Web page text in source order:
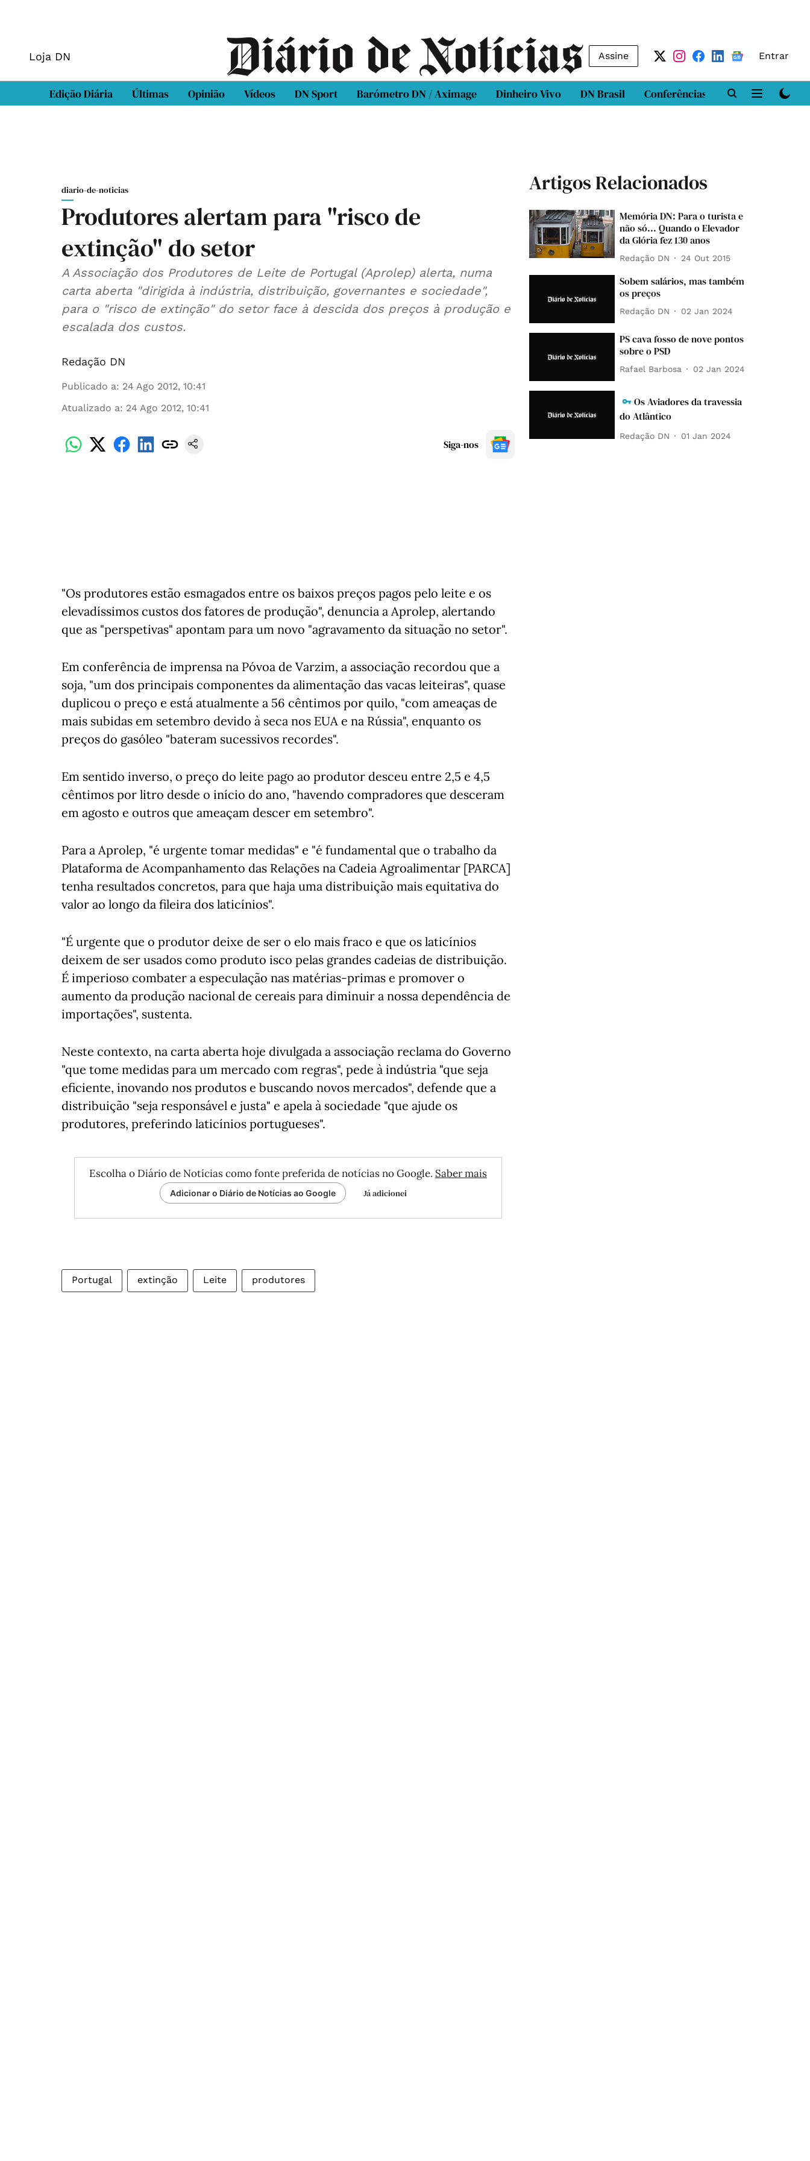
Loja DN Assine Entrar
Edição Diária Últimas Opinião Vídeos DN Sport Barómetro DN / Aximage Dinheiro Vivo DN Brasil Conferências DN LAB
diario-de-noticias
Produtores alertam para "risco de
extinção" do setor
A Associação dos Produtores de Leite de Portugal (Aprolep) alerta, numa
carta aberta "dirigida à indústria, distribuição, governantes e sociedade",
para o "risco de extinção" do setor face à descida dos preços à produção e
escalada dos custos.
Redação DN
Publicado a: 24 Ago 2012, 10:41
Atualizado a: 24 Ago 2012, 10:41
Siga-nos
"Os produtores estão esmagados entre os baixos preços pagos pelo leite e os
elevadíssimos custos dos fatores de produção", denuncia a Aprolep, alertando
que as "perspetivas" apontam para um novo "agravamento da situação no setor".
Em conferência de imprensa na Póvoa de Varzim, a associação recordou que a
soja, "um dos principais componentes da alimentação das vacas leiteiras", quase
duplicou o preço e está atualmente a 56 cêntimos por quilo, "com ameaças de
mais subidas em setembro devido à seca nos EUA e na Rússia", enquanto os
preços do gasóleo "bateram sucessivos recordes".
Em sentido inverso, o preço do leite pago ao produtor desceu entre 2,5 e 4,5
cêntimos por litro desde o início do ano, "havendo compradores que desceram
em agosto e outros que ameaçam descer em setembro".
Para a Aprolep, "é urgente tomar medidas" e "é fundamental que o trabalho da
Plataforma de Acompanhamento das Relações na Cadeia Agroalimentar [PARCA]
tenha resultados concretos, para que haja uma distribuição mais equitativa do
valor ao longo da fileira dos laticínios".
"É urgente que o produtor deixe de ser o elo mais fraco e que os laticínios
deixem de ser usados como produto isco pelas grandes cadeias de distribuição.
É imperioso combater a especulação nas matérias-primas e promover o
aumento da produção nacional de cereais para diminuir a nossa dependência de
importações", sustenta.
Neste contexto, na carta aberta hoje divulgada a associação reclama do Governo
"que tome medidas para um mercado com regras", pede à indústria "que seja
eficiente, inovando nos produtos e buscando novos mercados", defende que a
distribuição "seja responsável e justa" e apela à sociedade "que ajude os
produtores, preferindo laticínios portugueses".
Escolha o Diário de Notícias como fonte preferida de notícias no Google. Saber mais
Adicionar o Diário de Notícias ao Google Já adicionei
Portugal extinção Leite produtores
Artigos Relacionados
Memória DN: Para o turista e
não só... Quando o Elevador
da Glória fez 130 anos
Redação DN 24 Out 2015
Sobem salários, mas também
os preços
Redação DN 02 Jan 2024
PS cava fosso de nove pontos
sobre o PSD
Rafael Barbosa 02 Jan 2024
Os Aviadores da travessia
do Atlântico
Redação DN 01 Jan 2024